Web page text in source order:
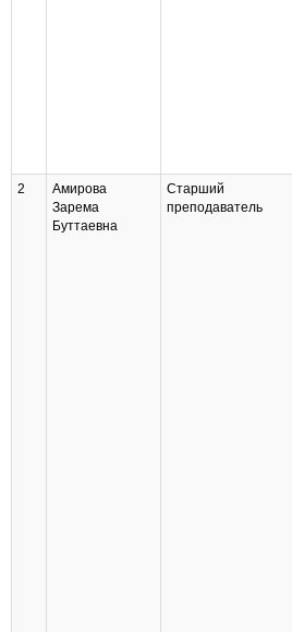
2
Амирова
Зарема
Буттаевна
Старший
преподаватель